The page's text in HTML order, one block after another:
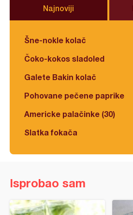
Najnoviji
Šne-nokle kolač
Čoko-kokos sladoled
Galete Bakin kolač
Pohovane pečene paprike
Americke palačinke (30)
Slatka fokača
Isprobao sam